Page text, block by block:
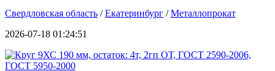
Свердловская область /Екатеринбург /Металлопрокат
2026-07-18 01:24:51